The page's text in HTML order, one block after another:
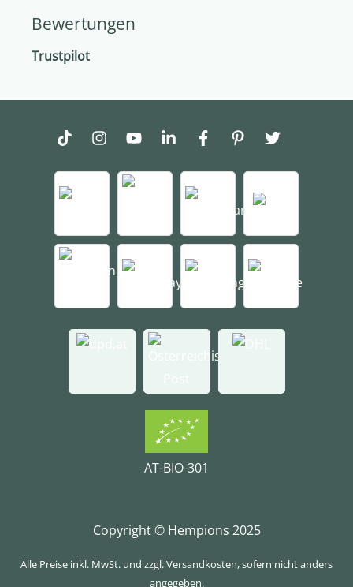
Bewertungen
Trustpilot
AT-BIO-301
Copyright © Hempions 2025
Alle Preise inkl. MwSt. und zzgl. Versandkosten, sofern nicht anders
angegeben.